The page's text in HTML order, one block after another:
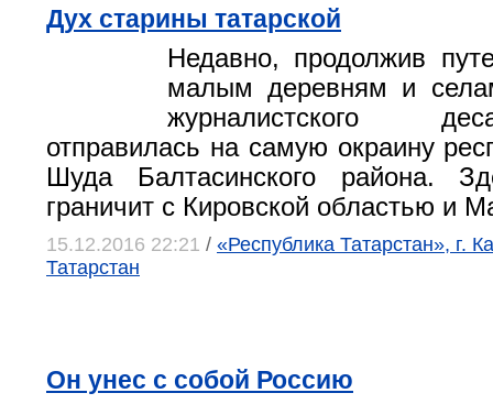
Дух старины татарской
Недавно, продолжив
малым деревням и
журналистского
отправилась на самую окраину
Шуда Балтасинского района.
граничит с Кировской областью и
15.12.2016 22:21 / «Республика Татарстан», г.
Татарстан
Он унес с собой Россию